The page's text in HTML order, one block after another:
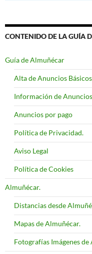
CONTENIDO DE LA GUÍA
Guía de Almuñécar
Alta de Anuncios
Información de
Anuncios por pago
Política de Privacidad.
Aviso Legal
Política de Cookies
Almuñécar.
Distancias desde
Mapas de Almuñécar.
Fotografías Imágenes de